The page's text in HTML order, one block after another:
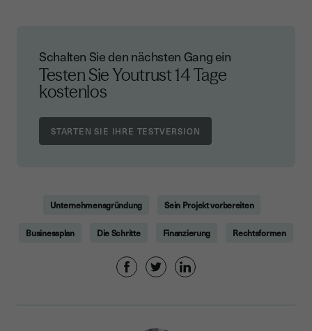
Schalten Sie den nächsten Gang ein
Testen Sie Youtrust14 Tage
kostenlos
Unternehmensgründung Sein Projekt vorbereiten
Businessplan Die Schritte Finanzierung Rechtsformen